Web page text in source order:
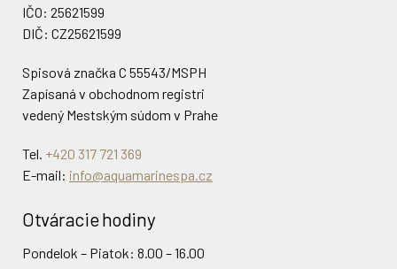
IČO: 25621599
DIČ: CZ25621599
Spisová značka C 55543/MSPH
Zapísaná v obchodnom registri
vedený Mestským súdom v Prahe
Tel. +420 317 721 369
E-mail: info@aquamarinespa.cz
Otváracie hodiny
Pondelok – Piatok: 8.00 – 16.00
IČO: 25621599
Spisová značka C 55543/MSPH
Zapísaná v obchodnom registri
Tel.+420 607 700 107
Stretnutia len po predchádzajúcej telefonickej dohode.
DOHODNÚŤ SI SCHÔDZKU